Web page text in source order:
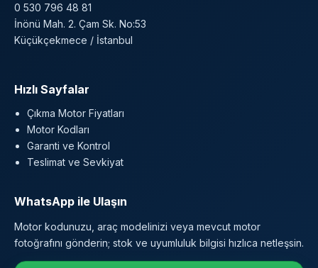
0 530 796 48 81
İnönü Mah. 2. Çam Sk. No:53
Küçükçekmece / İstanbul
Hızlı Sayfalar
Çıkma Motor Fiyatları
Motor Kodları
Garanti ve Kontrol
Teslimat ve Sevkiyat
WhatsApp ile Ulaşın
Motor kodunuzu, araç modelinizi veya mevcut motor
fotoğrafını gönderin; stok ve uyumluluk bilgisi hızlıca netleşsin.